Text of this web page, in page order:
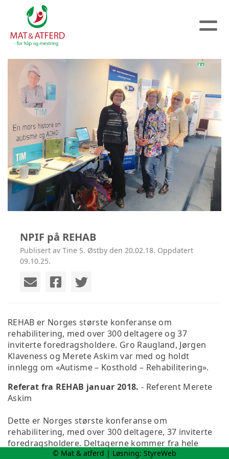
NPIF på REHAB
Publisert av Tine S. Østby den 20.02.18. Oppdatert
09.10.25.
REHAB er Norges største konferanse om
rehabilitering, med over 300 deltagere og 37
inviterte foredragsholdere. Gro Raugland, Jørgen
Klaveness og Merete Askim var med og holdt
innlegg om «Autisme – Kosthold – Rehabilitering».
Referat fra REHAB januar 2018. - Referent Merete
Askim
Dette er Norges største konferanse om
rehabilitering, med over 300 deltagere, 37 inviterte
foredragsholdere. Deltagerne kommer fra hele
landet, det var deltagere på alle nivå, fra
© Mat & atferd | Løsning: StyreWeb